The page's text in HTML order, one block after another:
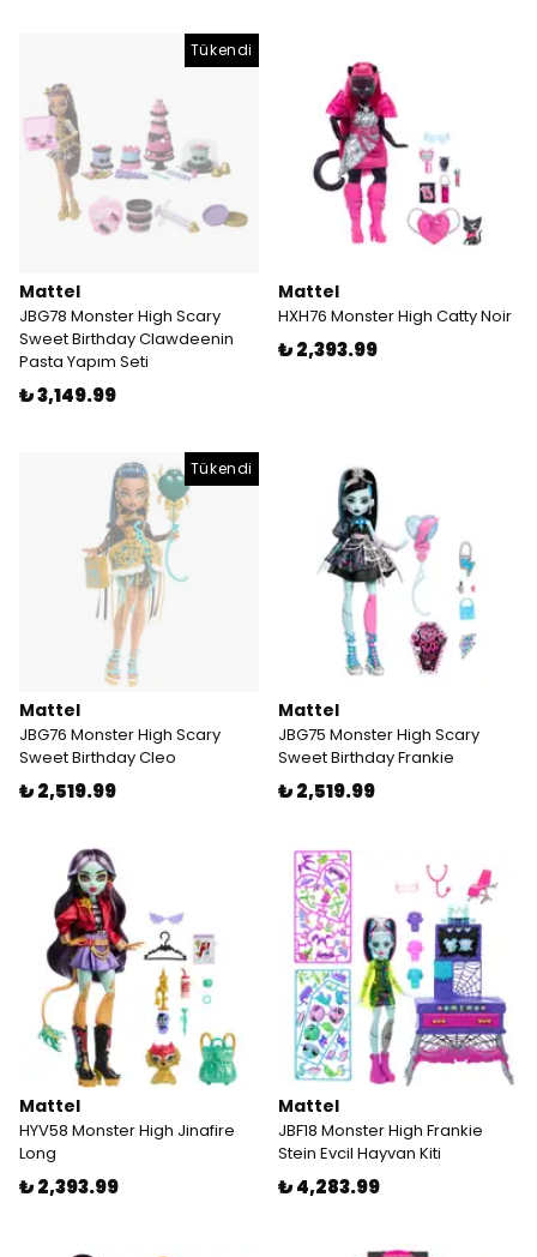
Tükendi
Mattel
JBG78 Monster High Scary
Sweet Birthday Clawdeenin
Pasta Yapım Seti
₺ 3,149.99
Mattel
HXH76 Monster High Catty Noir
₺ 2,393.99
Tükendi
Mattel
JBG76 Monster High Scary
Sweet Birthday Cleo
₺ 2,519.99
Mattel
JBG75 Monster High Scary
Sweet Birthday Frankie
₺ 2,519.99
Mattel
HYV58 Monster High Jinafire
Long
₺ 2,393.99
Mattel
JBF18 Monster High Frankie
Stein Evcil Hayvan Kiti
₺ 4,283.99